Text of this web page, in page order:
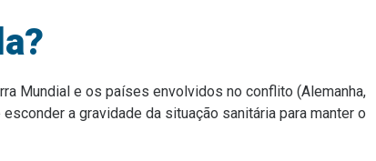
Mundial e os países envolvidos no conflito (Alemanha,
a gravidade da situação sanitária para manter o